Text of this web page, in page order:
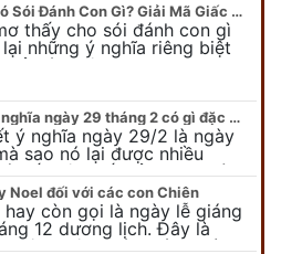
Mơ Thấy Chó Sói Đánh Con Gì? Giải Mã Giấc Mơ Bí Ẩn
thấy cho sói đánh con gì
những ý nghĩa riêng biệt
ánh tâm trạng, suy nghĩ
Khám phá ý nghĩa ngày 29 tháng 2 có gì đặc biệt?
ý nghĩa ngày 29/2 là ngày
sao nó lại được nhiều
đến vậy. Tất cả mọi người
đây…
Noel đối với các con Chiên
hay còn gọi là ngày lễ giáng
12 dương lịch. Đây là
bên thiên chúa giáo, ngày